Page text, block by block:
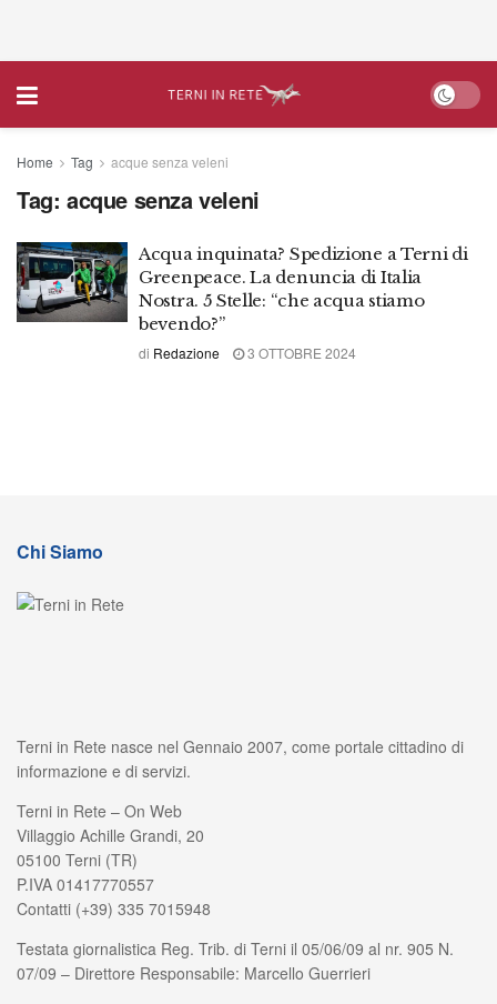
Home Tag acque senza veleni
Tag: acque senza veleni
Acqua inquinata? Spedizione a Terni di
Greenpeace. La denuncia di Italia
Nostra. 5 Stelle: “che acqua stiamo
bevendo?”
di Redazione 3 OTTOBRE 2024
Chi Siamo
Terni in Rete nasce nel Gennaio 2007, come portale cittadino di
informazione e di servizi.
Terni in Rete – On Web
Villaggio Achille Grandi, 20
05100 Terni (TR)
P.IVA 01417770557
Contatti (+39) 335 7015948
Testata giornalistica Reg. Trib. di Terni il 05/06/09 al nr. 905 N.
07/09 – Direttore Responsabile: Marcello Guerrieri